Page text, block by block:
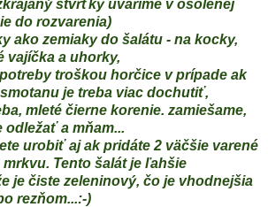
štvrťky uvaríme v osolenej
do rozvarenia)
ako zemiaky do šalátu - na kocky,
vajíčka a uhorky,
troškou horčice v prípade ak
je treba viac dochutiť,
mleté čierne korenie. zamiešame,
odležať a mňam...
urobiť aj ak pridáte 2 väčšie varené
Tento šalát je ľahšie
je čiste zeleninový, čo je vhodnejšia
rezňom...:-)